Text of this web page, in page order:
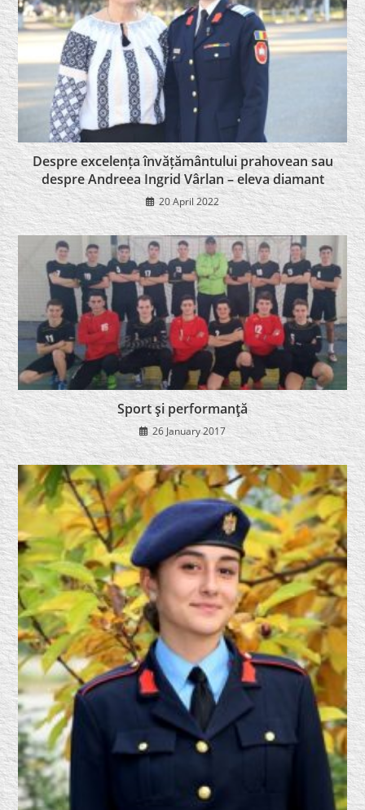
Despre excelența învățământului prahovean sau
despre Andreea Ingrid Vârlan – eleva diamant
20 April 2022
Sport şi performanţă
26 January 2017